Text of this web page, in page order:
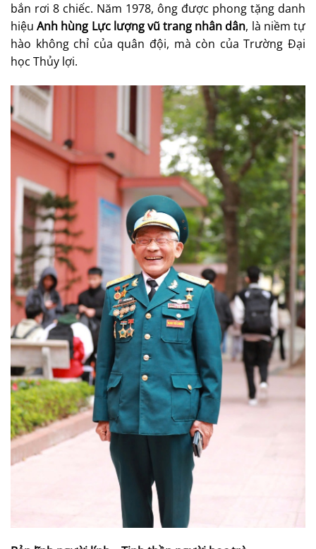
bắn rơi 8 chiếc. Năm 1978, ông được phong tặng danh
hiệuAnh hùng Lực lượng vũ trang nhân dân, là niềm tự
hào không chỉ của quân đội, mà còn của Trường Đại
học Thủy lợi.